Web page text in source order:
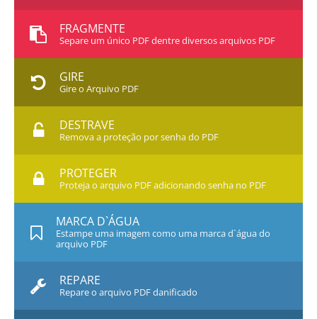
FRAGMENTE
Separe um único PDF dentre diversos arquivos PDF
GIRE
Gire o Arquivo PDF
DESTRAVE
Remova a proteção por senha do PDF
PROTEGER
Proteja o arquivo PDF adicionando senha no PDF
MARCA D`ÁGUA
Estampe uma imagem como uma marca d`água do
arquivo PDF
REPARE
Repare o arquivo PDF danificado